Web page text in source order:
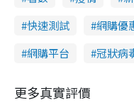
快速測試
網購優
網購平台
冠狀病
更多真實評價